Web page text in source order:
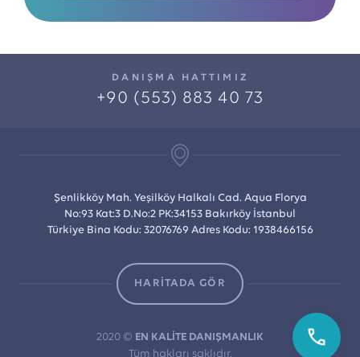
2020 © EN KALİTE DANIŞMANLIK
Tüm hakları saklıdır.
HARİTADA GÖR
DANIŞMA HATTIMIZ
+90 (553) 883 40 73
Şenlikköy Mah. Yeşilköy Halkalı Cad. Aqua Florya
No:93 Kat:3 D.No:2 PK:34153 Bakırköy İstanbul
Türkiye Bina Kodu: 32076769 Adres Kodu: 1938466156